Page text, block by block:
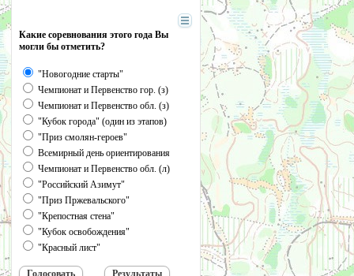
Какие соревнования этого года Вы
могли бы отметить?
"Новогодние старты"
Чемпионат и Первенство гор. (з)
Чемпионат и Первенство обл. (з)
"Кубок города" (один из этапов)
"Приз смолян-героев"
Всемирный день ориентирования
Чемпионат и Первенство обл. (л)
"Российский Азимут"
"Приз Пржевальского"
"Крепостная стена"
"Кубок освобождения"
"Красный лист"